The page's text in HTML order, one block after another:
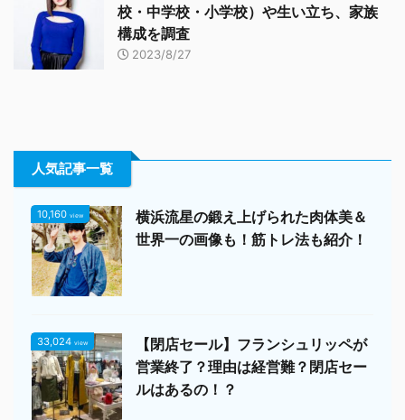
校・中学校・小学校）や生い立ち、家族
構成を調査
2023/8/27
人気記事一覧
10,160 view
横浜流星の鍛え上げられた肉体美＆
世界一の画像も！筋トレ法も紹介！
33,024 view
【閉店セール】フランシュリッペが
営業終了？理由は経営難？閉店セー
ルはあるの！？